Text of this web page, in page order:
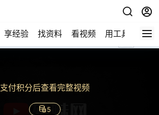
享经验 找资料 看视频 用工具 论技
支付积分后查看完整视频
5